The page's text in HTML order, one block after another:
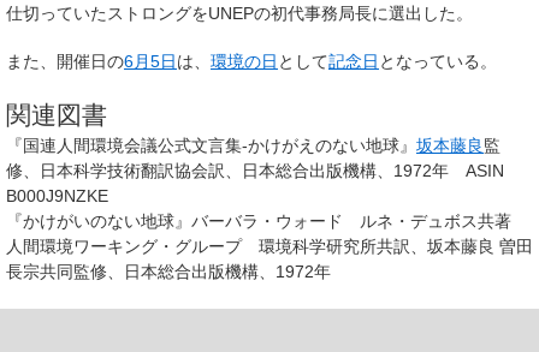
仕切っていたストロングをUNEPの初代事務局長に選出した。
また、開催日の6月5日は、 環境の日 として記念日 となっている。
関連図書
『国連人間環境会議公式文言集-かけがえのない地球』 坂本藤良監
修、日本科学技術翻訳協会訳、日本総合出版機構、1972年 ASIN
B000J9NZKE
『かけがいのない地球』バーバラ・ウォード ルネ・デュボス共著
人間環境ワーキング・グループ 環境科学研究所共訳、坂本藤良 曽田
長宗共同監修、日本総合出版機構、1972年